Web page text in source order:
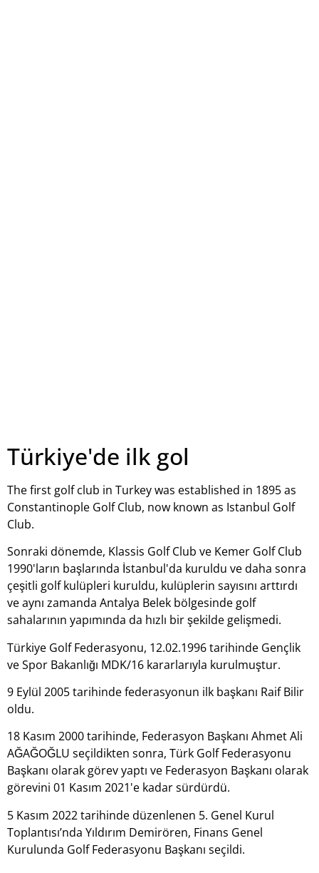
Türkiye'de ilk gol
The first golf club in Turkey was established in 1895 as
Constantinople Golf Club, now known as Istanbul Golf
Club.
Sonraki dönemde, Klassis Golf Club ve Kemer Golf Club
1990'ların başlarında İstanbul'da kuruldu ve daha sonra
çeşitli golf kulüpleri kuruldu, kulüplerin sayısını arttırdı
ve aynı zamanda Antalya Belek bölgesinde golf
sahalarının yapımında da hızlı bir şekilde gelişmedi.
Türkiye Golf Federasyonu, 12.02.1996 tarihinde Gençlik
ve Spor Bakanlığı MDK/16 kararlarıyla kurulmuştur.
9 Eylül 2005 tarihinde federasyonun ilk başkanı Raif Bilir
oldu.
18 Kasım 2000 tarihinde, Federasyon Başkanı Ahmet Ali
AĞAĞOĞLU seçildikten sonra, Türk Golf Federasyonu
Başkanı olarak görev yaptı ve Federasyon Başkanı olarak
görevini 01 Kasım 2021'e kadar sürdürdü.
5 Kasım 2022 tarihinde düzenlenen 5. Genel Kurul
Toplantısı’nda Yıldırım Demirören, Finans Genel
Kurulunda Golf Federasyonu Başkanı seçildi.